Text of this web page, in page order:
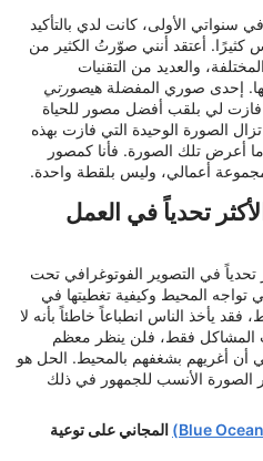
سنواتي الأولى، كانت لدي بالتأكيد
كثيرًا. أعتقد أنني صوّرتُ الكثير من
والعديد من التقنيات
إحدى صوري المفضلة هيصورتي
فازت لي بلقب أفضل مصور للحياة
في عام 2013، ولا تزال الصورة الوحيدة التي فازت بهذه
ما أعرض تلك الصورة. فأنا كمصور
أعمالي، وليس بلقطة واحدة.
تحدياً في العمل
تحدياً في التصوير الفوتوغرافي تحت
تواجه المحيط وكيفية تغطيتها في
يأخذ الناس انطباعاً خاطئاً بأنه لا
المشاكل فقط، فلن ينظر معظم
أن أغريهم بشغفهم بالمحيط. الحل هو
الصورة الأنسب للجمهور في ذلك
المجاني على توعية